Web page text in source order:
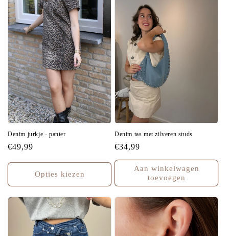
Denim jurkje - panter
Normale
€49,99
Opties kiezen
Denim tas met zilveren studs
Normale
prijs
€34,99
Aan winkelwagen
toevoegen